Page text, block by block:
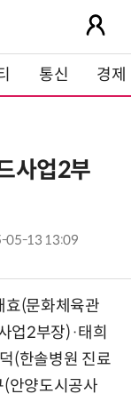
통신 경제
사업2부
05-13 13:09
효(문화체육관
업2부장)·태희
(한솔병원 진료
(안양도시공사